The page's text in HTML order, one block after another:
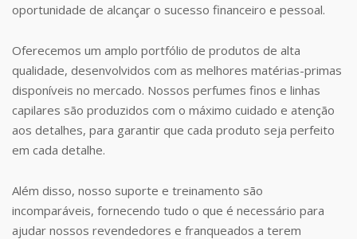
oportunidade de alcançar o sucesso financeiro e pessoal.
Oferecemos um amplo portfólio de produtos de alta
qualidade, desenvolvidos com as melhores matérias-primas
disponíveis no mercado. Nossos perfumes finos e linhas
capilares são produzidos com o máximo cuidado e atenção
aos detalhes, para garantir que cada produto seja perfeito
em cada detalhe.
Além disso, nosso suporte e treinamento são
incomparáveis, fornecendo tudo o que é necessário para
ajudar nossos revendedores e franqueados a terem